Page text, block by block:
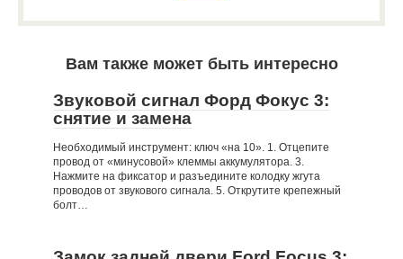
Вам также может быть интересно
Звуковой сигнал Форд Фокус 3:
снятие и замена
Необходимый инструмент: ключ «на 10». 1. Отцепите
провод от «минусовой» клеммы аккумулятора. 3.
Нажмите на фиксатор и разъедините колодку жгута
проводов от звукового сигнала. 5. Открутите крепежный
болт…